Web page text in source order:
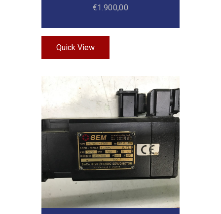
€1.900,00
Quick View
Añadir Al Carrito